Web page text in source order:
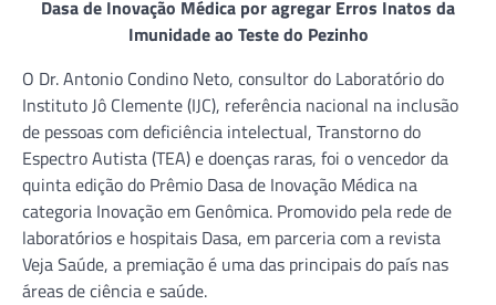
Dasa de Inovação Médica por agregar Erros Inatos da
Imunidade ao Teste do Pezinho
O Dr. Antonio Condino Neto, consultor do Laboratório do
Instituto Jô Clemente (IJC), referência nacional na inclusão
de pessoas com deficiência intelectual, Transtorno do
Espectro Autista (TEA) e doenças raras, foi o vencedor da
quinta edição do Prêmio Dasa de Inovação Médica na
categoria Inovação em Genômica. Promovido pela rede de
laboratórios e hospitais Dasa, em parceria com a revista
Veja Saúde, a premiação é uma das principais do país nas
áreas de ciência e saúde.